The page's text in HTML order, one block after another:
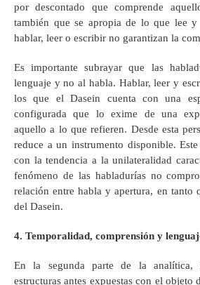
por descontado que comprende
también que se apropia de lo que lee y
hablar, leer o escribir no garantizan la
Es importante subrayar que las
lenguaje y no al habla. Hablar, leer y
los que el Dasein cuenta con una
configurada que lo exime de una
aquello a lo que refieren. Desde esta
reduce a un instrumento disponible.
con la tendencia a la unilateralidad
fenómeno de las habladurías no
relación entre habla y apertura, en tanto
del Dasein.
4. Temporalidad, comprensión y
En la segunda parte de la analítica,
estructuras antes expuestas con el objeto